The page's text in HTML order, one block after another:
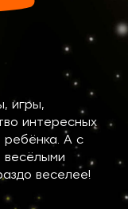
игры,
интересных
ребёнка. А с
весёлыми
веселее!